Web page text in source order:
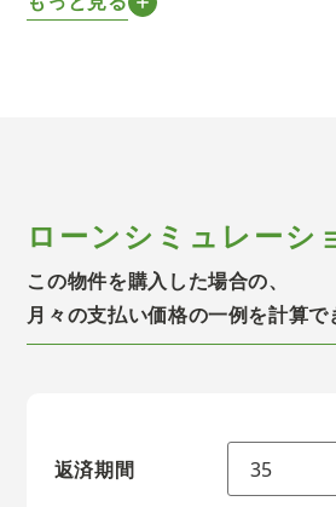
ローンシミュレーシ
この物件を購入した場合の、
月々の支払い価格の一例を計算で
返済期間